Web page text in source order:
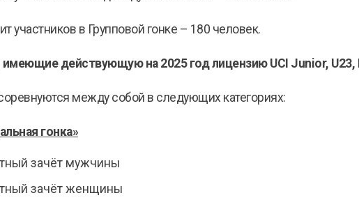
участников в Групповой гонке – 180 человек.
имеющие действующую на 2025 год лицензию UCI Junior, U23,
между собой в следующих категориях:
гонка»
зачёт мужчины
зачёт женщины